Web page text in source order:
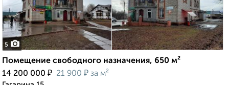
5
Помещение свободного назначения, 650 м²
14 200 000 ₽ 21 900 ₽ за м²